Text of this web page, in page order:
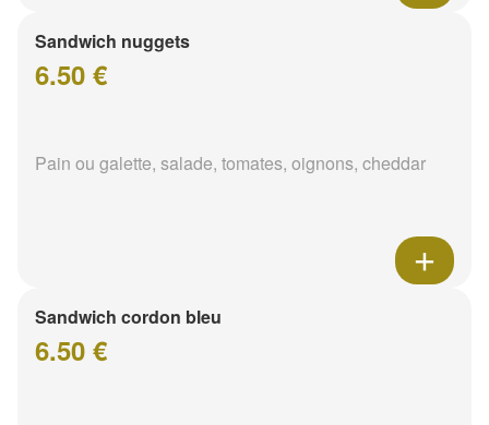
Sandwich nuggets
6.50 €
Pain ou galette, salade, tomates, oignons, cheddar
Sandwich cordon bleu
6.50 €